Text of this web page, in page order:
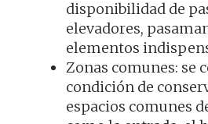
disponibilidad de
elevadores,
elementos
Zonas comunes: se
condición de
espacios comunes